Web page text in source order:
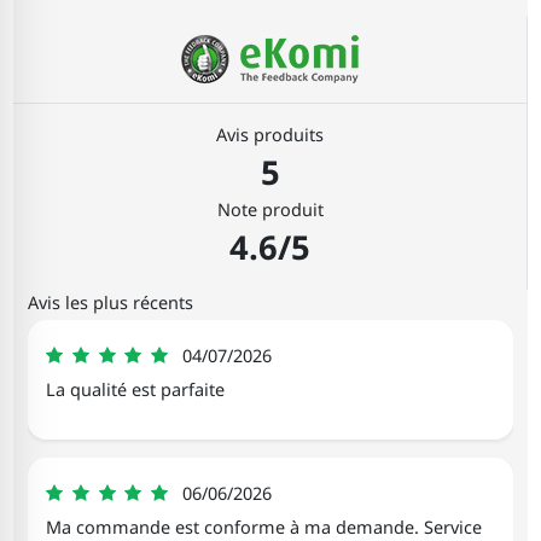
Avis produits
5
Note produit
4.6/5
Avis les plus récents
Anais
04/07/2026
5
La qualité est parfaite
Nathalie
06/06/2026
5
Ma commande est conforme à ma demande. Service